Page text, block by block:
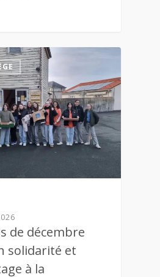
de décembre
solidarité et
à la